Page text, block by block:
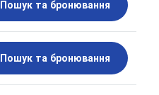
Пошук та бронювання
Пошук та бронювання